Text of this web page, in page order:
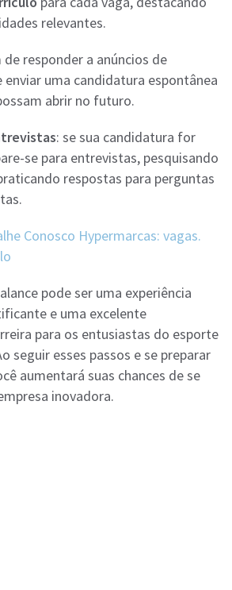
relevantes.
de responder a anúncios de
uma candidatura espontânea
abrir no futuro.
: se sua candidatura for
se para entrevistas, pesquisando
respostas para perguntas
Conosco Hypermarcas: vagas.
pode ser uma experiência
e uma excelente
para os entusiastas do esporte
seguir esses passos e se preparar
aumentará suas chances de se
inovadora.